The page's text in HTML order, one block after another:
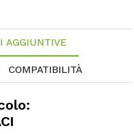
AGGIUNTIVE
COMPATIBILITÀ